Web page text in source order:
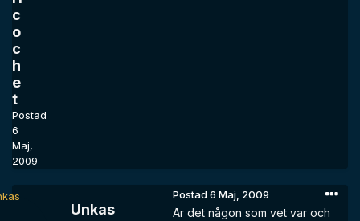
c
o
c
h
e
t
Postad
6
Maj,
2009
Unkas
Postad6 Maj, 2009
Är det någon som vet var och